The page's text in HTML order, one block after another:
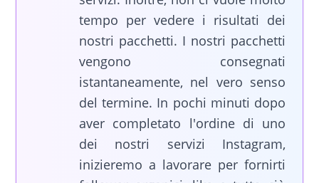
tempo per vedere i risultati dei
nostri pacchetti. I nostri pacchetti
vengono consegnati
istantaneamente, nel vero senso
del termine. In pochi minuti dopo
aver completato l'ordine di uno
dei nostri servizi Instagram,
inizieremo a lavorare per fornirti